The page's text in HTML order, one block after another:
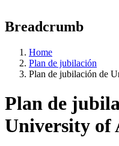
Breadcrumb
Home
Plan de jubilación
Plan de jubilación de
Plan de
University of